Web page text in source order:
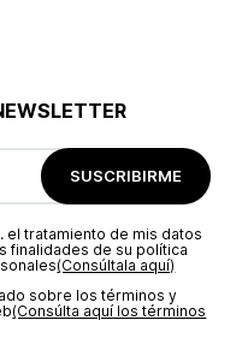
SUSCRIBIRME
el tratamiento de mis datos
finalidades de su política
(Consúltala aquí)
sobre los términos y
(Consúlta aquí los términos